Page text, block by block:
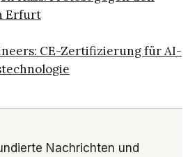
Erfurt
CE-Zertifizierung für AI-
Nachrichten und